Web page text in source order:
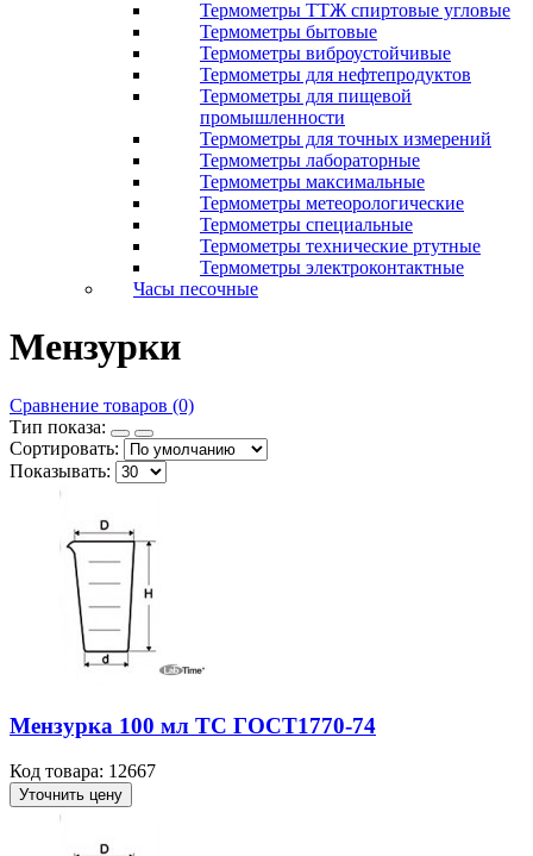
Термометры ТТЖ спиртовые угловые
Термометры бытовые
Термометры виброустойчивые
Термометры для нефтепродуктов
Термометры для пищевой
промышленности
Термометры для точных измерений
Термометры лабораторные
Термометры максимальные
Термометры метеорологические
Термометры специальные
Термометры технические ртутные
Термометры электроконтактные
Часы песочные
Мензурки
Сравнение товаров (0)
Тип показа:
Сортировать:
Показывать:
Мензурка 100 мл ТС ГОСТ1770-74
Код товара: 12667
Уточнить цену